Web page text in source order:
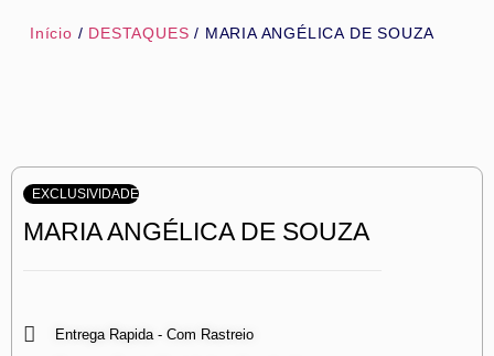
Início / DESTAQUES / MARIA ANGÉLICA DE SOUZA
EXCLUSIVIDADE
MARIA ANGÉLICA DE SOUZA
Entrega Rapida - Com Rastreio